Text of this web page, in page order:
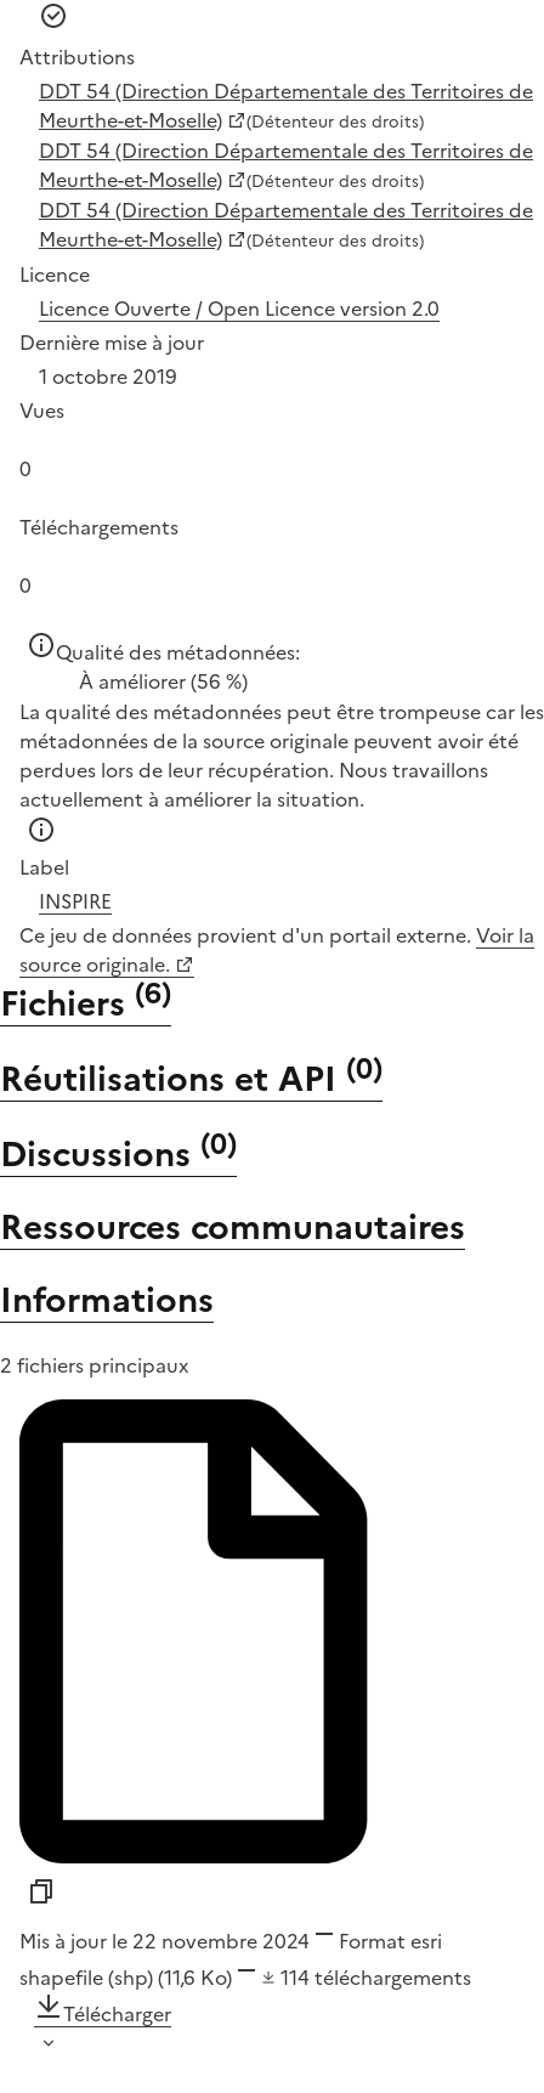
Attributions
DDT 54 (Direction Départementale des Territoires de
Meurthe-et-Moselle)
(Détenteur des droits)
DDT 54 (Direction Départementale des Territoires de
Meurthe-et-Moselle)
(Détenteur des droits)
DDT 54 (Direction Départementale des Territoires de
Meurthe-et-Moselle)
(Détenteur des droits)
Licence
Licence Ouverte / Open Licence version 2.0
Dernière mise à jour
1 octobre 2019
Vues
0
Téléchargements
0
Qualité des métadonnées:
À améliorer(56 %)
La qualité des métadonnées peut être trompeuse car les
métadonnées de la source originale peuvent avoir été
perdues lors de leur récupération. Nous travaillons
actuellement à améliorer la situation.
Label
INSPIRE
Ce jeu de données provient d'un portail externe. Voir la
source originale.
Fichiers (6)
Réutilisations et API (0)
Discussions (0)
Ressources communautaires
Informations
2 fichiers principaux
Mis à jour le 22 novembre 2024 Format esri
shapefile (shp)(11,6 Ko) 114 téléchargements
Télécharger